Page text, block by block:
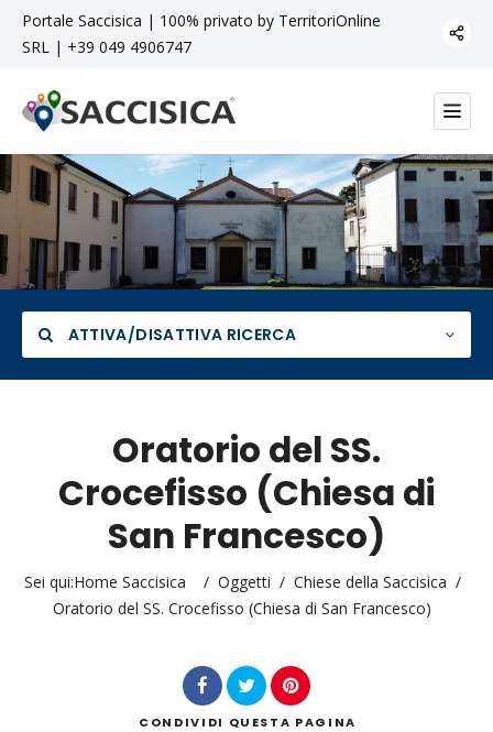
Portale Saccisica | 100% privato by TerritoriOnline
SRL | +39 049 4906747
ATTIVA/DISATTIVA RICERCA
Categoria
Oratorio del SS.
Crocefisso (Chiesa di
San Francesco)
Sei qui:Home Saccisica / Oggetti / Chiese della Saccisica /
Oratorio del SS. Crocefisso (Chiesa di San Francesco)
CONDIVIDI QUESTA PAGINA